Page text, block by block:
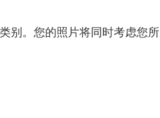
别。您的照片将同时考虑您所